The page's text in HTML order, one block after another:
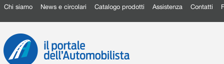
Chi siamo News e circolari Catalogo prodotti Assistenza Contatti